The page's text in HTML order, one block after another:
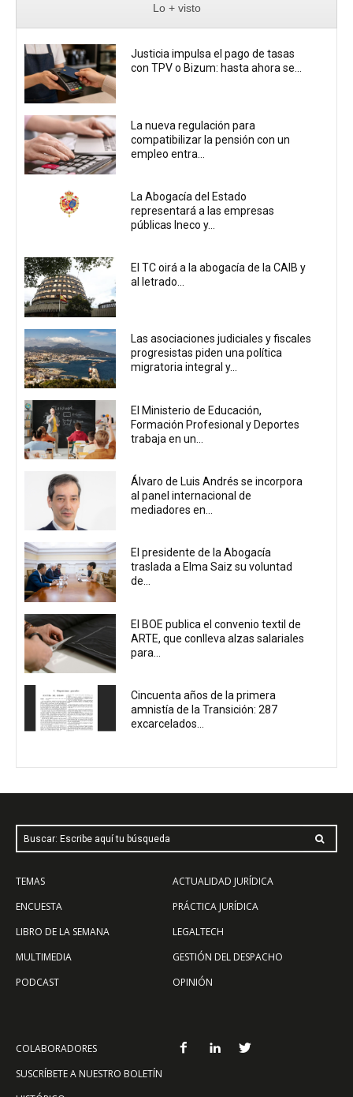
Lo + visto
Justicia impulsa el pago de tasas
con TPV o Bizum: hasta ahora se...
La nueva regulación para
compatibilizar la pensión con un
empleo entra...
La Abogacía del Estado
representará a las empresas
públicas Ineco y...
El TC oirá a la abogacía de la CAIB y
al letrado...
Las asociaciones judiciales y fiscales
progresistas piden una política
migratoria integral y...
El Ministerio de Educación,
Formación Profesional y Deportes
trabaja en un...
Álvaro de Luis Andrés se incorpora
al panel internacional de
mediadores en...
El presidente de la Abogacía
traslada a Elma Saiz su voluntad
de...
El BOE publica el convenio textil de
ARTE, que conlleva alzas salariales
para...
Cincuenta años de la primera
amnistía de la Transición: 287
excarcelados...
Buscar: Escribe aquí tu búsqueda
TEMAS
ENCUESTA
LIBRO DE LA SEMANA
MULTIMEDIA
PODCAST
ACTUALIDAD JURÍDICA
PRÁCTICA JURÍDICA
LEGALTECH
GESTIÓN DEL DESPACHO
OPINIÓN
COLABORADORES
SUSCRÍBETE A NUESTRO BOLETÍN